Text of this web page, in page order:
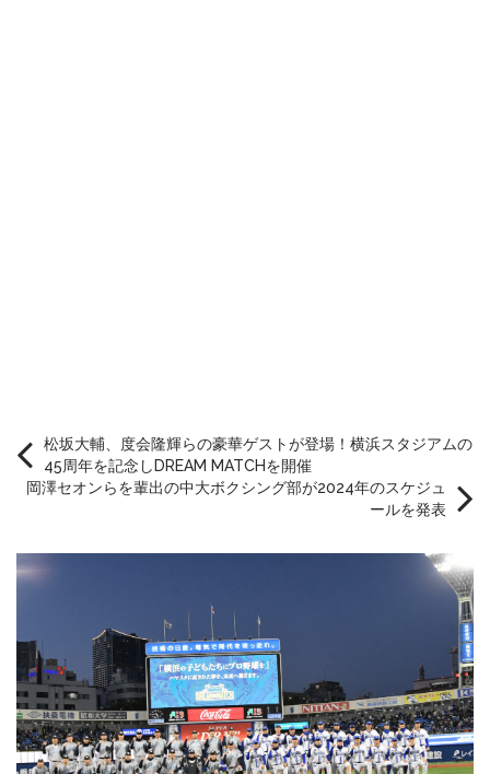
松坂大輔、度会隆輝らの豪華ゲストが登場！横浜スタジアムの
45周年を記念しDREAM MATCHを開催
岡澤セオンらを輩出の中大ボクシング部が2024年のスケジュ
ールを発表